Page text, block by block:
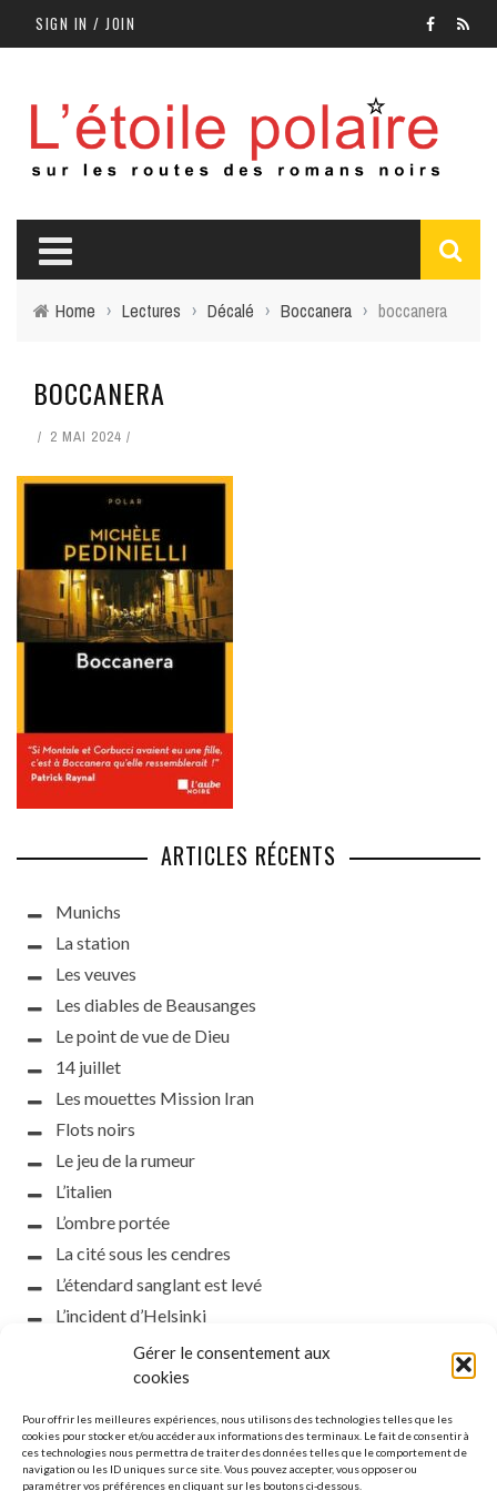
Gérer le consentement aux
cookies
Pour offrir les meilleures expériences, nous utilisons des technologies telles que les
cookies pour stocker et/ou accéder aux informations des terminaux. Le fait de consentir à
ces technologies nous permettra de traiter des données telles que le comportement de
navigation ou les ID uniques sur ce site. Vous pouvez accepter, vous opposer ou
paramétrer vos préférences en cliquant sur les boutons ci-dessous.
SIGN IN / JOIN
Home › Lectures › Décalé › Boccanera › boccanera
BOCCANERA
2 MAI 2024
ARTICLES RÉCENTS
Munichs
La station
Les veuves
Les diables de Beausanges
Le point de vue de Dieu
14 juillet
Les mouettes Mission Iran
Flots noirs
Le jeu de la rumeur
L’italien
L’ombre portée
La cité sous les cendres
L’étendard sanglant est levé
L’incident d’Helsinki
la petite fasciste
Toutes les nuances de la nuit
Que s’obscurcissent le soleil et la lumière
Le silence